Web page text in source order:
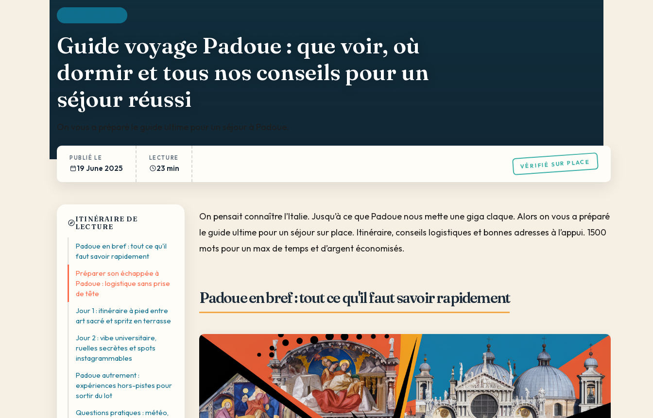
Guide voyage Padoue : que voir, où
dormir et tous nos conseils pour un
séjour réussi
On vous a préparé le guide ultime pour un séjour à Padoue.
PUBLIÉ LE
19 June 2025
LECTURE
23 min VÉRIFIÉ SUR PLACE
ITINÉRAIRE DE
LECTURE
Padoue en bref : tout ce qu'il
faut savoir rapidement
Préparer son échappée à
Padoue : logistique sans prise
de tête
Jour 1 : itinéraire à pied entre
art sacré et spritz en terrasse
Jour 2 : vibe universitaire,
ruelles secrètes et spots
instagrammables
Padoue autrement :
expériences hors-pistes pour
sortir du lot
Questions pratiques : météo,
On pensait connaître l’Italie. Jusqu’à ce que Padoue nous mette une giga claque. Alors on vous a préparé
le guide ultime pour un séjour sur place. Itinéraire, conseils logistiques et bonnes adresses à l’appui. 1500
mots pour un max de temps et d’argent économisés.
Padoue en bref : tout ce qu'il faut savoir rapidement